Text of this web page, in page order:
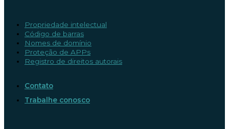
Propriedade intelectual
Código de barras
Nomes de domínio
Proteção de APPs
Registro de direitos autorais
Contato
Trabalhe conosco